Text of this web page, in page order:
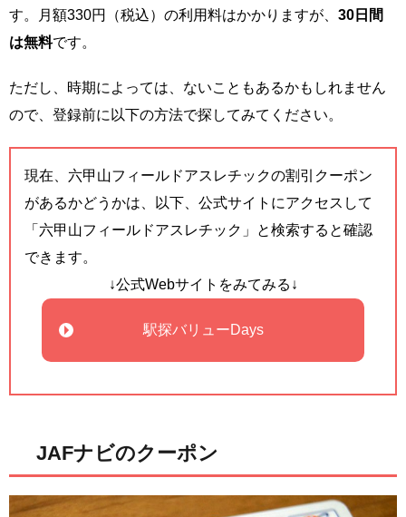
す。月額330円（税込）の利用料はかかりますが、 30日間
は無料です。
ただし、時期によっては、ないこともあるかもしれません
ので、登録前に以下の方法で探してみてください。
現在、六甲山フィールドアスレチックの割引クーポン
があるかどうかは、以下、公式サイトにアクセスして
「六甲山フィールドアスレチック」と検索すると確認
できます。
↓公式Webサイトをみてみる↓
駅探バリューDays
JAFナビのクーポン